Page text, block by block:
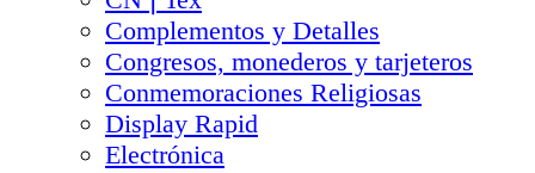
Complementos y Detalles
Congresos, monederos y tarjeteros
Conmemoraciones Religiosas
Display Rapid
Electrónica